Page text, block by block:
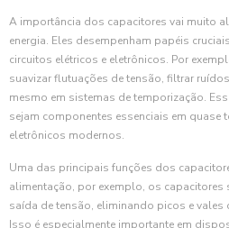
A importância dos capacitores vai muito
energia. Eles desempenham papéis
circuitos elétricos e eletrônicos. Por
suavizar flutuações de tensão, filtrar
mesmo em sistemas de temporização.
sejam componentes essenciais em
eletrônicos modernos.
Uma das principais funções dos
alimentação, por exemplo, os capacitores
saída de tensão, eliminando picos e
Isso é especialmente importante em